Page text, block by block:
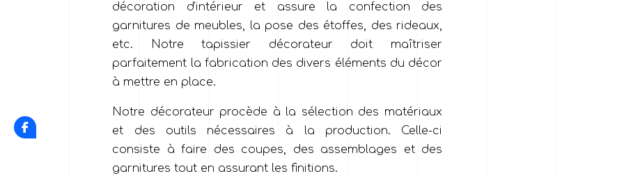
décoration d’intérieur et assure la confection des
garnitures de meubles, la pose des étoffes, des rideaux,
etc. Notre tapissier décorateur doit maîtriser
parfaitement la fabrication des divers éléments du décor
à mettre en place.
Notre décorateur procède à la sélection des matériaux
et des outils nécessaires à la production. Celle-ci
consiste à faire des coupes, des assemblages et des
garnitures tout en assurant les finitions.